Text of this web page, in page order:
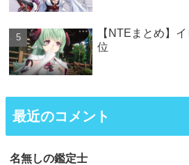
【NTEまとめ】
位
最近のコメント
名無しの鑑定士